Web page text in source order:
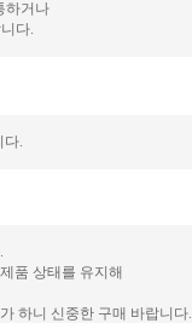
하거나
다.
다.
품 상태를 유지해
하니 신중한 구매 바랍니다.